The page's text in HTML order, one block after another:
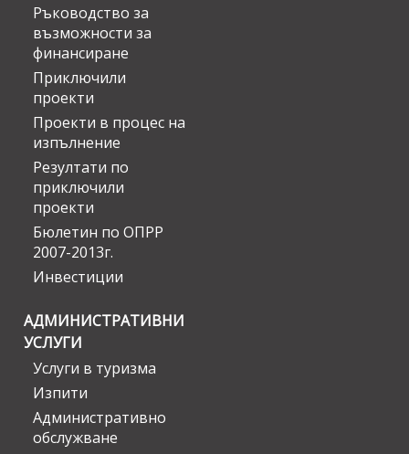
Ръководство за
възможности за
финансиране
Приключили
проекти
Проекти в процес на
изпълнение
Резултати по
приключили
проекти
Бюлетин по ОПРР
2007-2013г.
Инвестиции
АДМИНИСТРАТИВНИ
УСЛУГИ
Услуги в туризма
Изпити
Административно
обслужване